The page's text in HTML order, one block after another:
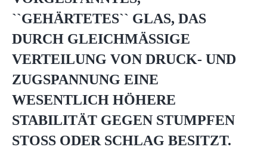
``GEHÄRTETES`` GLAS, DAS
DURCH GLEICHMÄSSIGE V
ERTEILUNG VON DRUCK- UND Z
UGSPANNUNG EINE W
ESENTLICH HÖHERE S
TABILITÄT GEGEN STUMPFEN S
TOSS ODER SCHLAG BESITZT.